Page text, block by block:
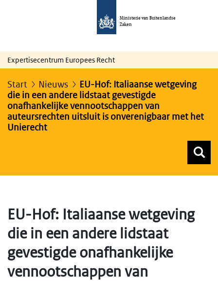
Ministerie van Buitenlandse
Zaken
Expertisecentrum Europees Recht
Start Nieuws
EU-Hof: Italiaanse wetgeving
die in een andere lidstaat gevestigde
onafhankelijke vennootschappen van
auteursrechten uitsluit is onverenigbaar met het
Unierecht
EU-Hof: Italiaanse wetgeving
die in een andere lidstaat
gevestigde onafhankelijke
vennootschappen van